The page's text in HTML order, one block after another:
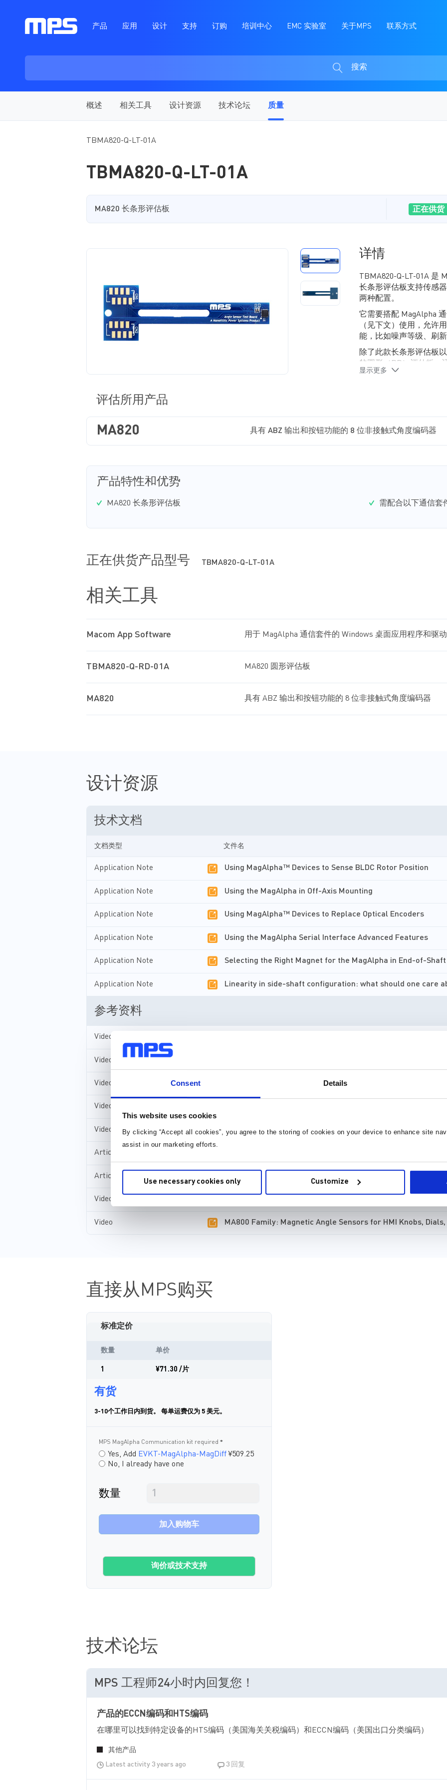
Consent Details
This website uses cookies
By clicking “Accept all cookies”, you agree to the storing of cookies on your device to enhance site
assist in our marketing efforts.
Use necessary cookies only Customize
产品 应用 设计 支持 订购 培训中心 EMC 实验室 关于MPS 联系方式
搜索
概述 相关工具 设计资源 技术论坛 质量
TBMA820-Q-LT-01A
TBMA820-Q-LT-01A
MA820 长条形评估板 正在供货
详情
TBMA820-Q-LT-01A 是
长条形评估板支持传感
两种配置。
它需要搭配 MagAlpha
（见下文）使用，允许
能，比如噪声等级、刷
除了此款长条形评估板
的圆形（RD）评估板，
显示更多
评估所用产品
MA820 具有 ABZ 输出和按钮功能的 8 位非接触式角度编码器
产品特性和优势
MA820 长条形评估板 需配合以下通信套
正在供货产品型号 TBMA820-Q-LT-01A
相关工具
Macom App Software 用于 MagAlpha 通信套件的 Windows 桌面应用程序和驱动
TBMA820-Q-RD-01A MA820 圆形评估板
MA820 具有 ABZ 输出和按钮功能的 8 位非接触式角度编码器
设计资源
技术文档
文档类型 文件名
Application Note Using MagAlpha™ Devices to Sense BLDC Rotor Position
Application Note Using the MagAlpha in Off-Axis Mounting
Application Note Using MagAlpha™ Devices to Replace Optical Encoders
Application Note Using the MagAlpha Serial Interface Advanced Features
Application Note Selecting the Right Magnet for the MagAlpha in End-of-
Application Note Linearity in side-shaft configuration: what should one care
参考资料
Video
Video
Video Unboxing Contactless Rotary Sensor and Encoder MagAlpha
Video
Video MagAlpha Position Sensors
Article
Article
Video
Video MA800 Family: Magnetic Angle Sensors for HMI Knobs,
直接从MPS购买
标准定价
数量 单价
1 ¥71.30 /片
有货
3-10个工作日内到货。 每单运费仅为 5 美元。
MPS MagAlpha Communication kit required
Yes, Add EVKT-MagAlpha-MagDiff ¥509.25
No, I already have one
数量
加入购物车
询价或技术支持
技术论坛
MPS 工程师24小时内回复您！
产品的ECCN编码和HTS编码
在哪里可以找到特定设备的HTS编码（美国海关关税编码）和ECCN编码（美国出口分类编码）
其他产品
Latest activity 3 years ago 3 回复